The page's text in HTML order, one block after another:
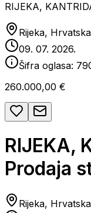
RIJEKA,
Rijeka, Hrvatska
09. 07. 2026.
Šifra oglasa:
260.000,00 €
RIJEKA,
Prodaja
Rijeka, Hrvatska